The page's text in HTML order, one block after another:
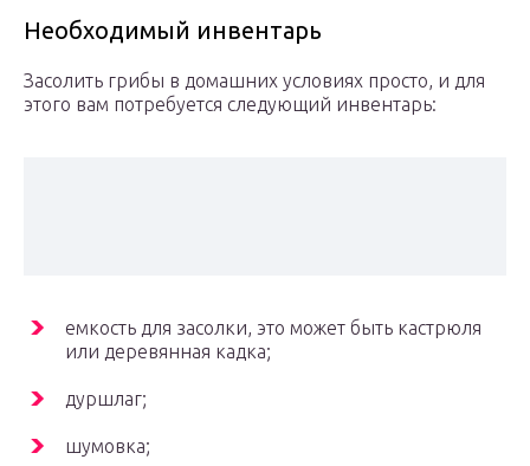
Необходимый инвентарь
Засолить грибы в домашних условиях просто, и для
этого вам потребуется следующий инвентарь:
емкость для засолки, это может быть кастрюля
или деревянная кадка;
дуршлаг;
шумовка;